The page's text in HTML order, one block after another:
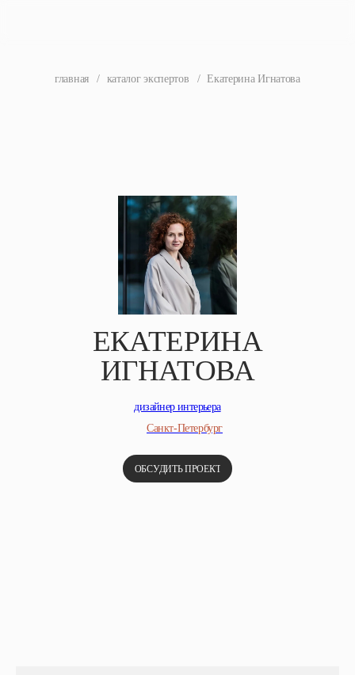
главная / каталог экспертов / Екатерина Игнатова
ЕКАТЕРИНА
ИГНАТОВА
дизайнер интерьера
Санкт-Петербург
ОБСУДИТЬ ПРОЕКТ